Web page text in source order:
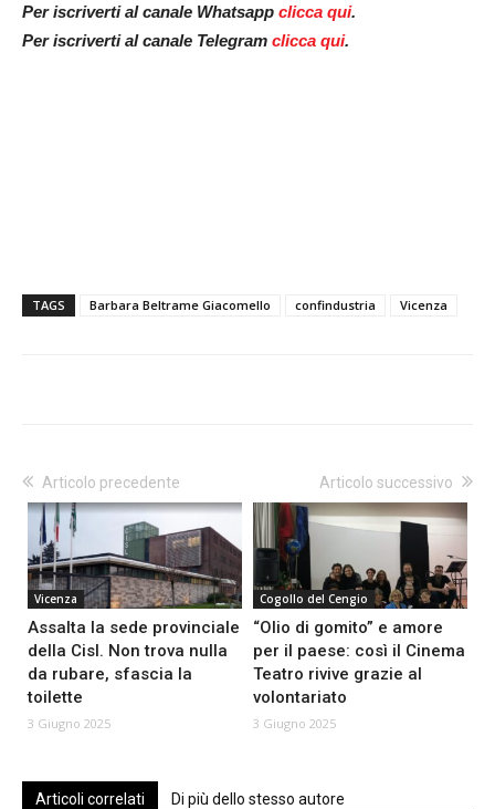
Per iscriverti al canale Whatsapp clicca qui.
Per iscriverti al canale Telegram clicca qui.
TAGS Barbara Beltrame Giacomello confindustria Vicenza
Articolo precedente
Vicenza
Assalta la sede provinciale
della Cisl. Non trova nulla
da rubare, sfascia la
toilette
3 Giugno 2025
Articolo successivo
Cogollo del Cengio
“Olio di gomito” e amore
per il paese: così il Cinema
Teatro rivive grazie al
volontariato
3 Giugno 2025
Articoli correlati Di più dello stesso autore